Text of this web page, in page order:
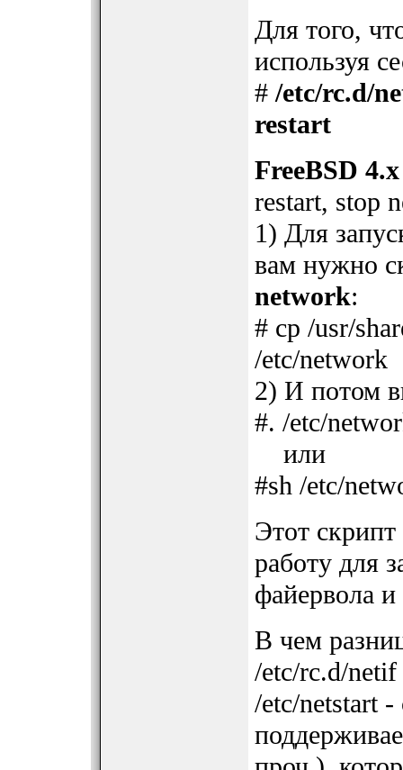
Для того,
используя
#/etc/rc.d/
restart
FreeBSD 4.x
restart, stop
1) Для
вам нужно
network:
# cp /usr/
/etc/network
2) И потом
#. /etc/
или
#sh /etc/
Этот
работу для
файервола и
В чем
/etc/rc.d/netif
/etc/netstart